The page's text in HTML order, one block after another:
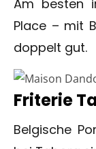
Am besten
Place – mit
doppelt gut.
Friterie
Belgische